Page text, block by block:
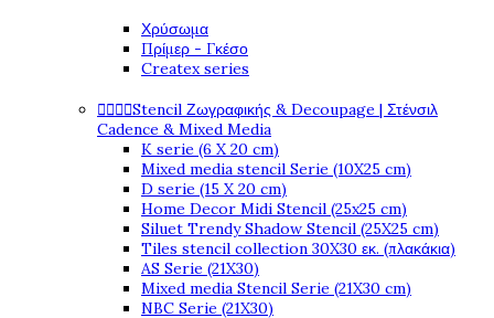
Χρύσωμα
Πρίμερ - Γκέσο
Createx series
Stencil Ζωγραφικής & Decoupage | Στένσιλ
Cadence & Mixed Media
K serie (6 X 20 cm)
Mixed media stencil Serie (10X25 cm)
D serie (15 X 20 cm)
Home Decor Midi Stencil (25x25 cm)
Siluet Trendy Shadow Stencil (25X25 cm)
Tiles stencil collection 30X30 εκ. (πλακάκια)
AS Serie (21X30)
Mixed media Stencil Serie (21X30 cm)
NBC Serie (21X30)